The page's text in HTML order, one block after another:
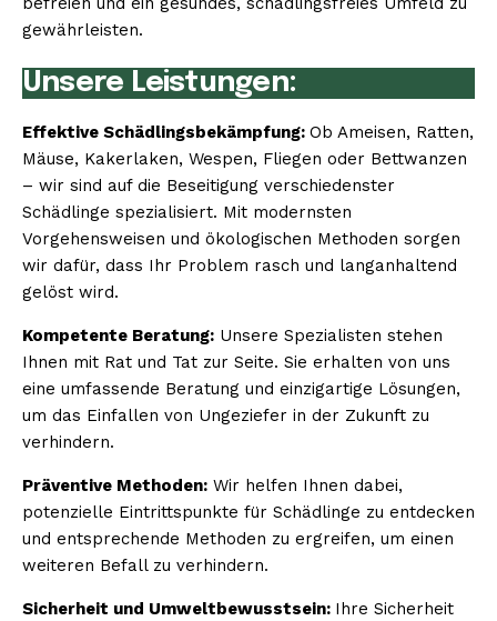
gewährleisten.
Unsere Leistungen:
Effektive Schädlingsbekämpfung: Ob Ameisen, Ratten,
Mäuse, Kakerlaken, Wespen, Fliegen oder Bettwanzen
– wir sind auf die Beseitigung verschiedenster
Schädlinge spezialisiert. Mit modernsten
Vorgehensweisen und ökologischen Methoden sorgen
wir dafür, dass Ihr Problem rasch und langanhaltend
gelöst wird.
Kompetente Beratung: Unsere Spezialisten stehen
Ihnen mit Rat und Tat zur Seite. Sie erhalten von uns
eine umfassende Beratung und einzigartige Lösungen,
um das Einfallen von Ungeziefer in der Zukunft zu
verhindern.
Präventive Methoden: Wir helfen Ihnen dabei,
potenzielle Eintrittspunkte für Schädlinge zu entdecken
und entsprechende Methoden zu ergreifen, um einen
weiteren Befall zu verhindern.
Sicherheit und Umweltbewusstsein: Ihre Sicherheit